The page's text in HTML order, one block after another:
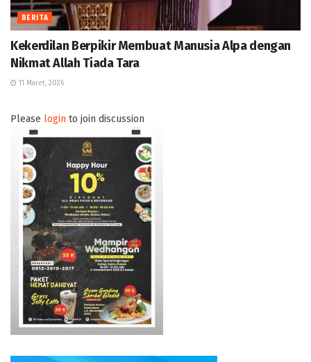
BERITA
Kekerdilan Berpikir Membuat Manusia Alpa dengan
Nikmat Allah Tiada Tara
11 Maret, 2026
Please login to join discussion